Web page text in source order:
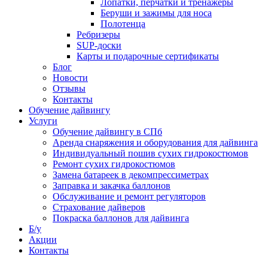
Лопатки, перчатки и тренажеры
Беруши и зажимы для носа
Полотенца
Ребризеры
SUP-доски
Карты и подарочные сертификаты
Блог
Новости
Отзывы
Контакты
Обучение дайвингу
Услуги
Обучение дайвингу в СПб
Аренда снаряжения и оборудования для дайвинга
Индивидуальный пошив сухих гидрокостюмов
Ремонт сухих гидрокостюмов
Замена батареек в декомпрессиметрах
Заправка и закачка баллонов
Обслуживание и ремонт регуляторов
Страхование дайверов
Покраска баллонов для дайвинга
Б/у
Акции
Контакты